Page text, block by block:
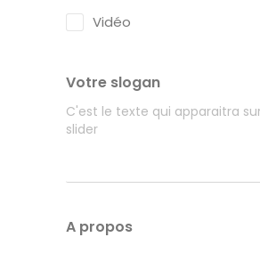
Vidéo
Votre slogan
C'est le texte qui apparaitra
slider
A propos